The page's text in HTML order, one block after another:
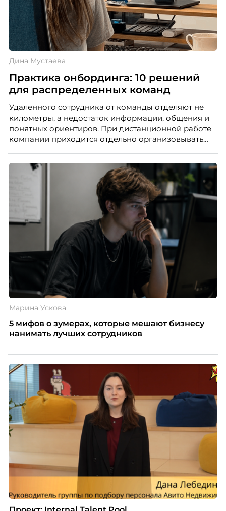
Дина Мустаева
Практика онбординга: 10 решений
для распределенных команд
Удаленного сотрудника от команды отделяют не
километры, а недостаток информации, общения и
понятных ориентиров. При дистанционной работе
компании приходится отдельно организовывать
по работе с персоналом Инфомаксимум,
рассказывает, как выстроить адаптацию
распределенной команды без лишнего контроля и
бесконечных созвонов.
Марина Ускова
5 мифов о зумерах, которые мешают бизнесу
нанимать лучших сотрудников